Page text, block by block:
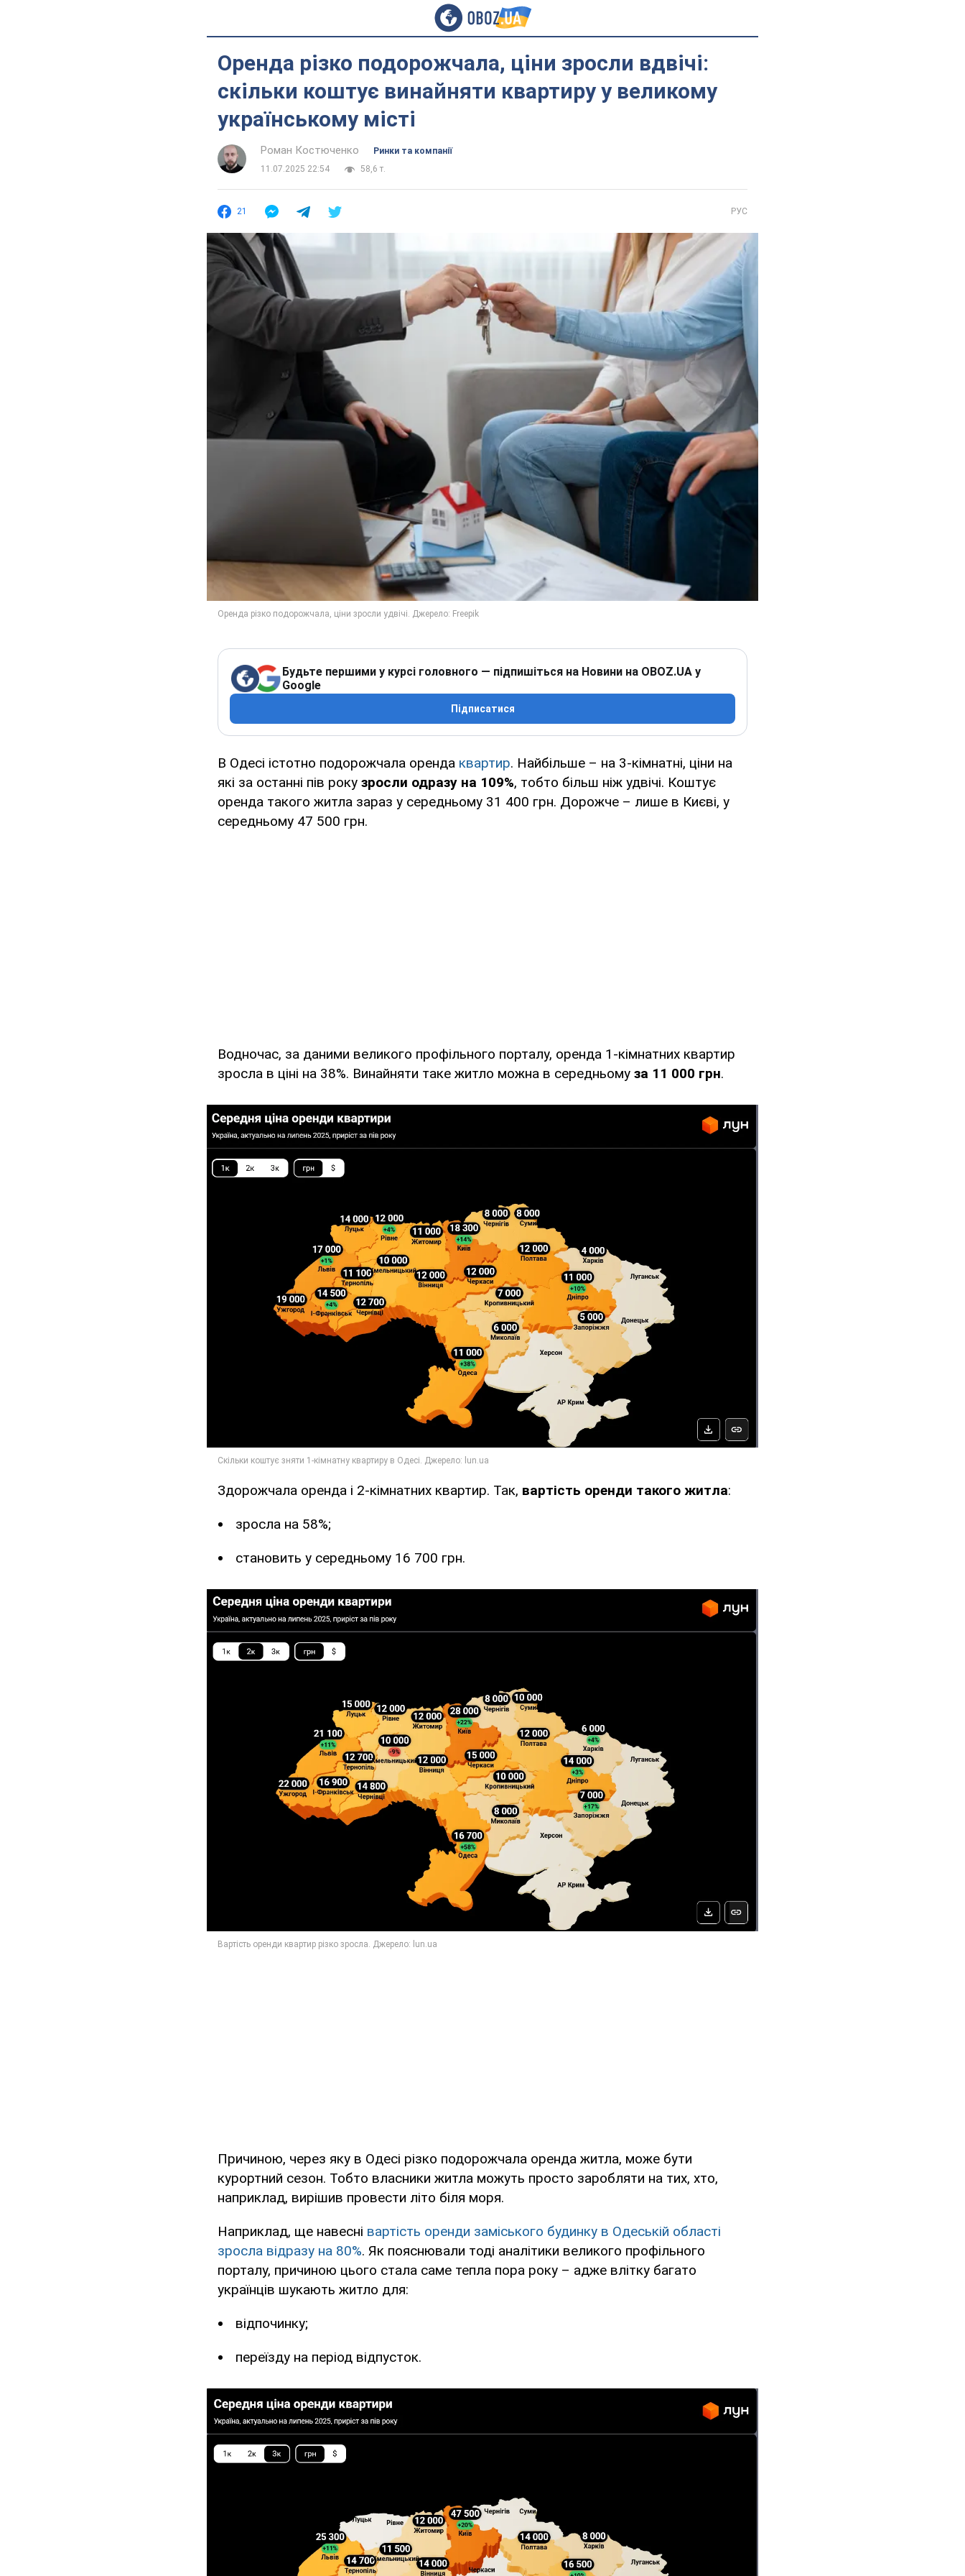
Оренда різко подорожчала, ціни зросли вдвічі:
скільки коштує винайняти квартиру у великому
українському місті
Роман Костюченко
Ринки та компанії
11.07.2025 22:54
58,6 т.
21 РУС
Будьте першими у курсі головного — підпишіться на Новини на OBOZ.UA у
Google
Підписатися
В Одесі істотно подорожчала оренда квартир. Найбільше – на 3-кімнатні, ціни на
які за останні пів року зросли одразу на 109%, тобто більш ніж удвічі. Коштує
оренда такого житла зараз у середньому 31 400 грн. Дорожче – лише в Києві, у
середньому 47 500 грн.
Водночас, за даними великого профільного порталу, оренда 1-кімнатних квартир
зросла в ціні на 38%. Винайняти таке житло можна в середньому за 11 000 грн.
Здорожчала оренда і 2-кімнатних квартир. Так, вартість оренди такого житла:
зросла на 58%;
становить у середньому 16 700 грн.
Причиною, через яку в Одесі різко подорожчала оренда житла, може бути
курортний сезон. Тобто власники житла можуть просто заробляти на тих, хто,
наприклад, вирішив провести літо біля моря.
Наприклад, ще навесні вартість оренди заміського будинку в Одеській області
зросла відразу на 80%. Як пояснювали тоді аналітики великого профільного
порталу, причиною цього стала саме тепла пора року – адже влітку багато
українців шукають житло для:
відпочинку;
переїзду на період відпусток.